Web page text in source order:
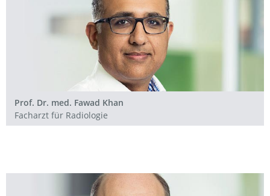
Prof. Dr. med. Fawad Khan
Facharzt für Radiologie